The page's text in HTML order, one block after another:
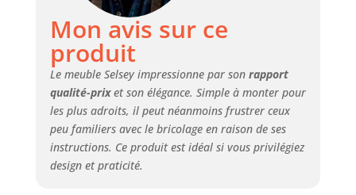
Mon avis sur ce
produit
Le meuble Selsey impressionne par son rapport
qualité-prixet son élégance. Simple à monter pour
les plus adroits, il peut néanmoins frustrer ceux
peu familiers avec le bricolage en raison de ses
instructions. Ce produit est idéal si vous privilégiez
design et praticité.